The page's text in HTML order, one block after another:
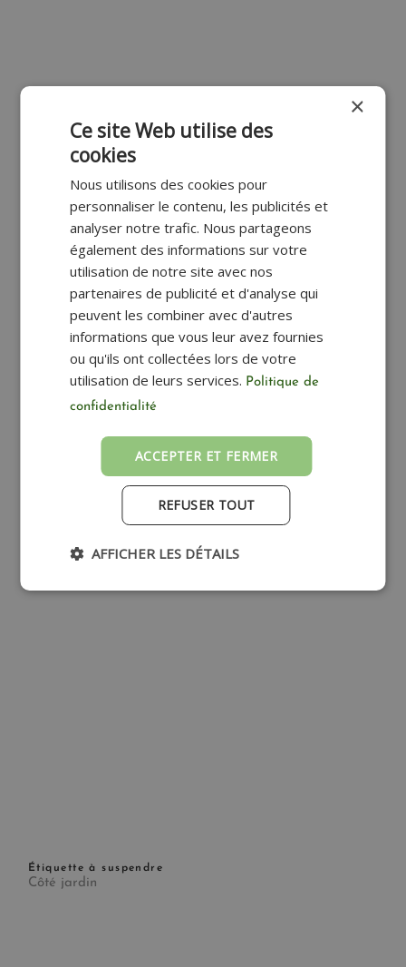
Étiquette à boucle
Étiquette à suspendre
Côté jardin
×
Ce site Web utilise des
cookies
Nous utilisons des cookies pour
personnaliser le contenu, les publicités et
analyser notre trafic. Nous partageons
également des informations sur votre
utilisation de notre site avec nos
partenaires de publicité et d'analyse qui
peuvent les combiner avec d'autres
informations que vous leur avez fournies
ou qu'ils ont collectées lors de votre
utilisation de leurs services. Politique de
confidentialité
ACCEPTER ET FERMER
REFUSER TOUT
AFFICHER LES DÉTAILS